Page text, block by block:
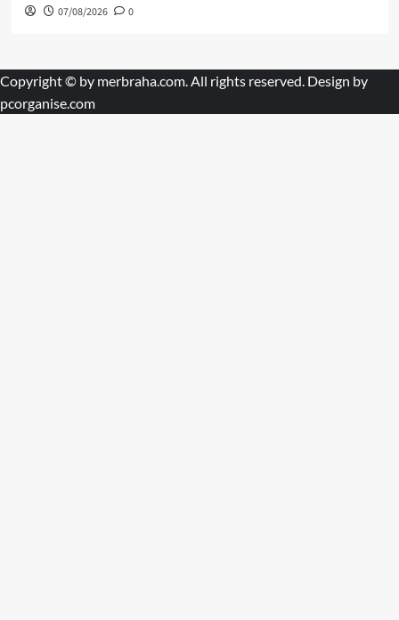
07/08/2026 0
Copyright © by merbraha.com. All rights reserved. Design by
pcorganise.com